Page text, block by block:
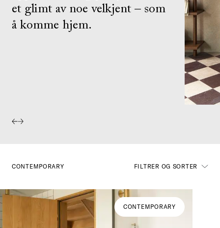
et glimt av noe velkjent – som
å komme hjem.
CONTEMPORARY FILTRER OG SORTER
CONTEMPORARY